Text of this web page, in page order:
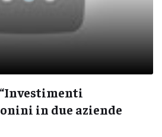
in due aziende